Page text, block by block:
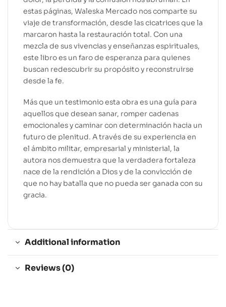
estas páginas, Waleska Mercado nos comparte su
viaje de transformación, desde las cicatrices que la
marcaron hasta la restauración total. Con una
mezcla de sus vivencias y enseñanzas espirituales,
este libro es un faro de esperanza para quienes
buscan redescubrir su propósito y reconstruirse
desde la fe.
Más que un testimonio esta obra es una guía para
aquellos que desean sanar, romper cadenas
emocionales y caminar con determinación hacia un
futuro de plenitud. A través de su experiencia en
el ámbito militar, empresarial y ministerial, la
autora nos demuestra que la verdadera fortaleza
nace de la rendición a Dios y de la convicción de
que no hay batalla que no pueda ser ganada con su
gracia.
Additional information
Reviews (0)